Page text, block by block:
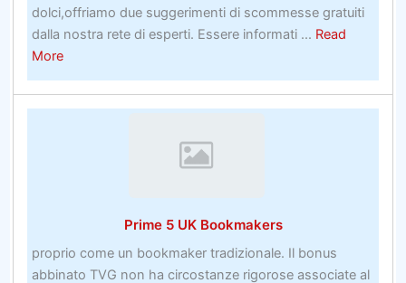
dolci,offriamo due suggerimenti di scommesse gratuiti
dalla nostra rete di esperti. Essere informati ... Read
Moreabout
Cosa
fa
scommessecapper
sportivo
Prime 5 UK Bookmakers
proprio come un bookmaker tradizionale. Il bonus
abbinato TVG non ha circostanze rigorose associate al